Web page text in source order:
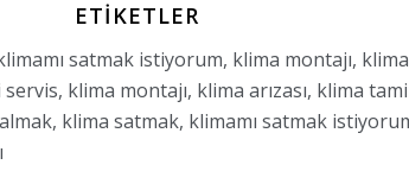
ETIKETLER
satmak istiyorum, klima montajı,
klima montajı, klima arızası, klima
klima satmak, klimamı satmak